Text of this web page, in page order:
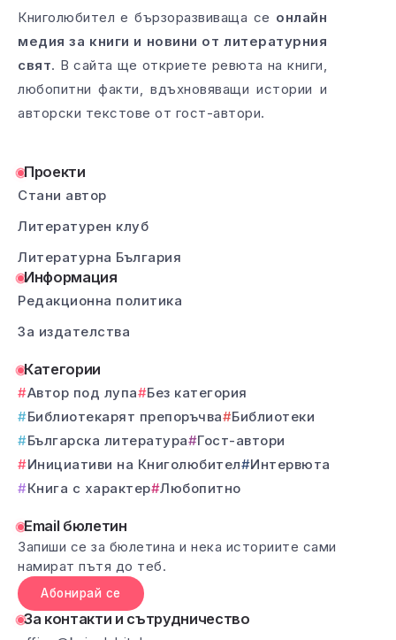
Книголюбител е бързоразвиваща се онлайн
медия за книги и новини от литературния
свят. В сайта ще откриете ревюта на книги,
любопитни факти, вдъхновяващи истории и
авторски текстове от гост-автори.
Проекти
Стани автор
Литературен клуб
Литературна България
Информация
Редакционна политика
За издателства
Категории
Автор под лупа
Без категория
Библиотекарят препоръчва
Библиотеки
Българска литература
Гост-автори
Инициативи на Книголюбител
Интервюта
Книга с характер Любопитно
Email бюлетин
Запиши се за бюлетина и нека историите сами
намират пътя до теб.
Абонирай се
За контакти и сътрудничество